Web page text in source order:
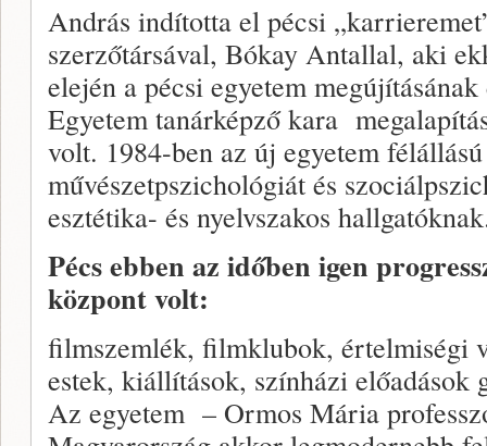
András indította el pécsi
szerzőtársával, Bókay Antallal, aki
elején a pécsi egyetem megújításának
Egyetem tanárképző kara
volt. 1984-ben az új egyetem
művészetpszichológiát és
esztétika- és nyelvszakos
Pécs ebben az időben igen
központ volt:
filmszemlék, filmklubok,
estek, kiállítások, színházi előadások
Az egyetem – Ormos Mária